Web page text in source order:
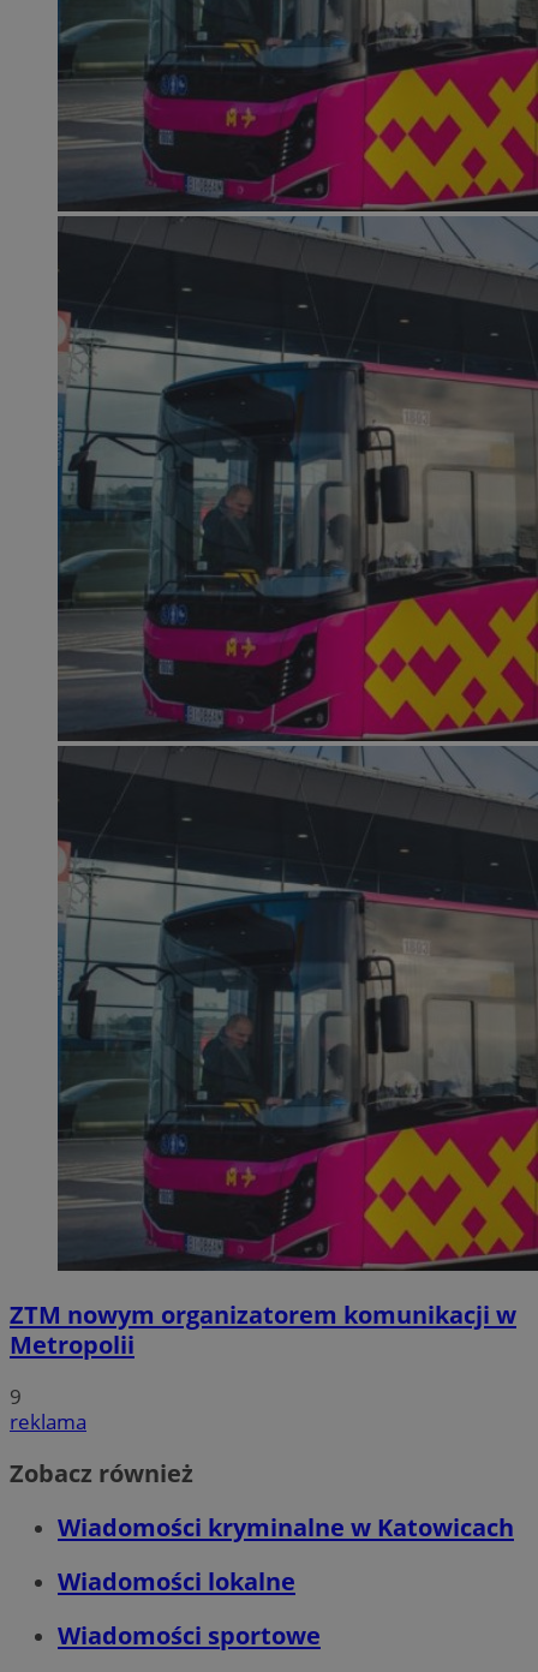
ZTM nowym organizatorem komunikacji w
Metropolii
9
reklama
Zobacz również
Wiadomości kryminalne w Katowicach
Wiadomości lokalne
Wiadomości sportowe